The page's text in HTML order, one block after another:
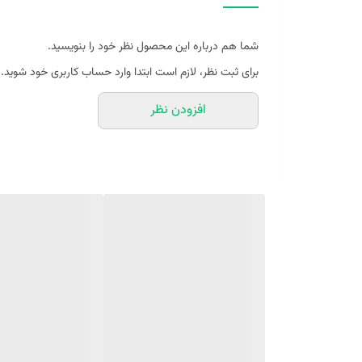
ویژگی‌ها:
- مناسب برای استفاده روزمره و موقعیت‌های رسمی
- رایحه‌ای گرم و ماندگار، مناسب فصل‌های سرد سال
- طراحی شیشه‌ای ساده و شیک که نشان‌دهنده ظرافت و
شما هم درباره این محصول نظر خود را بنویسید.
برای ثبت نظر، لازم است ابتدا وارد حساب کاربری خود شوید.
افزودن نظر